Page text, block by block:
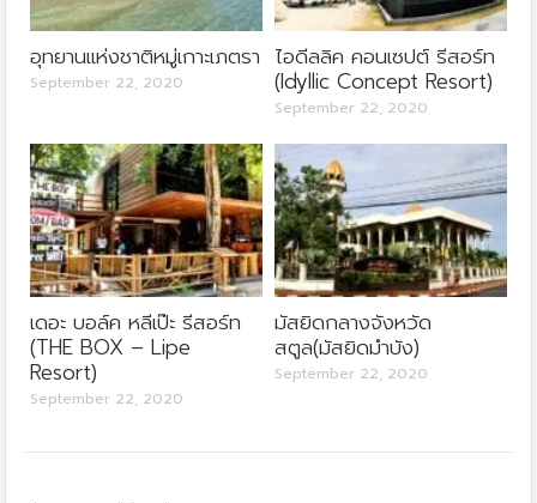
อุทยานแห่งชาติหมู่เกาะเภตรา
September 22, 2020
ไอดีลลิค คอนเซปต์ รีสอร์ท
(Idyllic Concept Resort)
September 22, 2020
เดอะ บอล์ค หลีเป๊ะ รีสอร์ท
(THE BOX – Lipe
Resort)
September 22, 2020
มัสยิดกลางจังหวัด
สตูล(มัสยิดมำบัง)
September 22, 2020